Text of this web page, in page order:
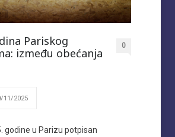
Pariskog
između obećanja
0
11/2025
godine u Parizu potpisan